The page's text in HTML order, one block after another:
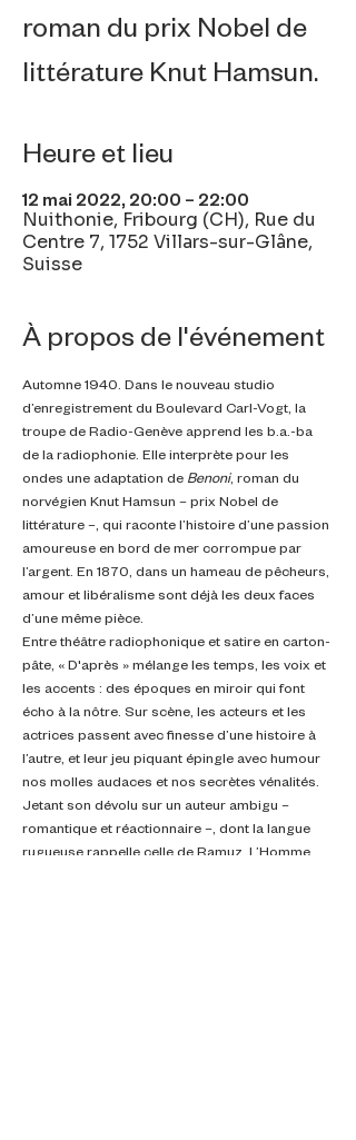
roman du prix Nobel de
littérature Knut Hamsun.
Heure et lieu
12 mai 2022, 20:00 – 22:00
Nuithonie, Fribourg (CH), Rue du
Centre 7, 1752 Villars-sur-Glâne,
Suisse
À propos de l'événement
Automne 1940. Dans le nouveau studio
d’enregistrement du Boulevard Carl-Vogt, la
troupe de Radio-Genève apprend les b.a.-ba
de la radiophonie. Elle interprète pour les
ondes une adaptation de Benoni, roman du
norvégien Knut Hamsun – prix Nobel de
littérature –, qui raconte l’histoire d’une passion
amoureuse en bord de mer corrompue par
l’argent. En 1870, dans un hameau de pêcheurs,
amour et libéralisme sont déjà les deux faces
d’une même pièce.
Entre théâtre radiophonique et satire en carton-
pâte, « D'après » mélange les temps, les voix et
les accents : des époques en miroir qui font
écho à la nôtre. Sur scène, les acteurs et les
actrices passent avec finesse d’une histoire à
l’autre, et leur jeu piquant épingle avec humour
nos molles audaces et nos secrètes vénalités.
Jetant son dévolu sur un auteur ambigu –
romantique et réactionnaire –, dont la langue
rugueuse rappelle celle de Ramuz, L’Homme